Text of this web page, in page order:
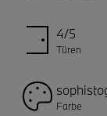
4/5
Türen
Farbe